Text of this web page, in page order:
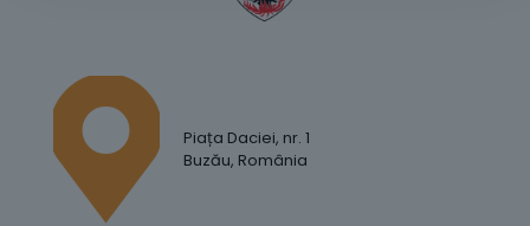
Piața Daciei, nr. 1
Buzău, România